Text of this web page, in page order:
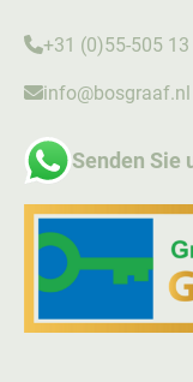
+31 (0)55-505 13
info@bosgraaf.nl
Senden Sie